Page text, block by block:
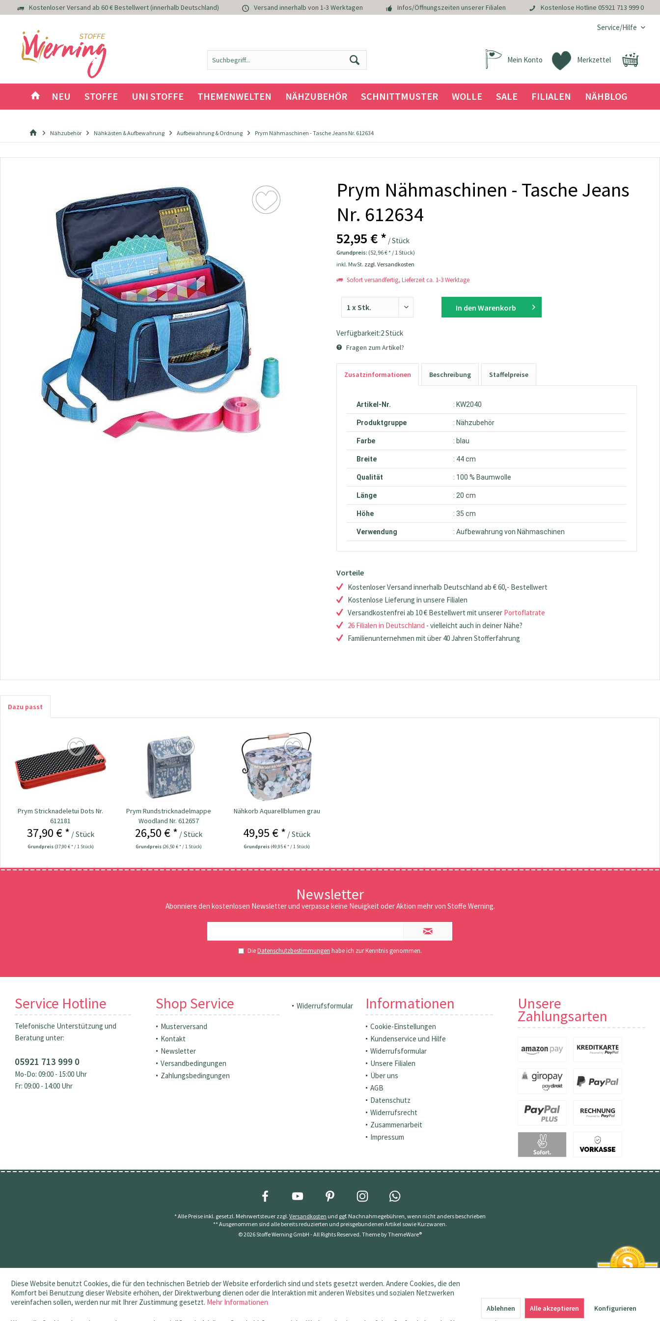
Kostenloser Versand ab 60 € Bestellwert (innerhalb Deutschland) Versand innerhalb von 1-3 Werktagen Infos/Öffnungszeiten unserer Filialen Kostenlose Hotline 05921 713 999 0
Service/Hilfe
Merkzettel
Mein Konto
NEU STOFFE UNI STOFFE THEMENWELTEN NÄHZUBEHÖR SCHNITTMUSTER WOLLE SALE FILIALEN NÄHBLOG
Nähzubehör Nähkästen & Aufbewahrung Aufbewahrung & Ordnung Prym Nähmaschinen - Tasche Jeans Nr. 612634
Prym Nähmaschinen - Tasche Jeans
Nr. 612634
52,95 € * / Stück
Grundpreis: (52,96 € * / 1 Stück)
inkl. MwSt. zzgl. Versandkosten
Sofort versandfertig, Lieferzeit ca. 1-3 Werktage
In den Warenkorb
Verfügbarkeit:2 Stück
Fragen zum Artikel?
Zusatzinformationen Beschreibung Staffelpreise
Artikel-Nr. : KW2040
Produktgruppe : Nähzubehör
Farbe : blau
Breite : 44 cm
Qualität : 100 % Baumwolle
Länge : 20 cm
Höhe : 35 cm
Verwendung : Aufbewahrung von Nähmaschinen
Vorteile
Kostenloser Versand innerhalb Deutschland ab € 60,- Bestellwert
Kostenlose Lieferung in unsere Filialen
Versandkostenfrei ab 10 € Bestellwert mit unserer Portoflatrate
26 Filialen in Deutschland - vielleicht auch in deiner Nähe?
Familienunternehmen mit über 40 Jahren Stofferfahrung
Dazu passt
Prym Stricknadeletui Dots Nr.
612181
37,90 € * / Stück
Grundpreis (37,90 € * / 1 Stück)
Prym Rundstricknadelmappe
Woodland Nr. 612657
26,50 € * / Stück
Grundpreis (26,50 € * / 1 Stück)
Nähkorb Aquarellblumen grau
49,95 € * / Stück
Grundpreis (49,95 € * / 1 Stück)
Newsletter
Abonniere den kostenlosen Newsletter und verpasse keine Neuigkeit oder Aktion mehr von Stoffe Werning.
DieDatenschutzbestimmungen habe ich zur Kenntnis genommen.
Service Hotline
Telefonische Unterstützung und
Beratung unter:
05921 713 999 0
Mo-Do: 09:00 - 15:00 Uhr
Fr: 09:00 - 14:00 Uhr
Shop Service
Musterversand
Kontakt
Newsletter
Versandbedingungen
Zahlungsbedingungen
Widerrufsformular Informationen
Cookie-Einstellungen
Kundenservice und Hilfe
Widerrufsformular
Unsere Filialen
Über uns
AGB
Datenschutz
Widerrufsrecht
Zusammenarbeit
Impressum
Unsere
Zahlungsarten
* Alle Preise inkl. gesetzl. Mehrwertsteuer zzgl. Versandkosten und ggf. Nachnahmegebühren, wenn nicht anders beschrieben
** Ausgenommen sind alle bereits reduzierten und preisgebundenen Artikel sowie Kurzwaren.
© 2026 Stoffe Werning GmbH - All Rights Reserved. Theme byThemeWare®
Diese Website benutzt Cookies, die für den technischen Betrieb der Website erforderlich sind und stets gesetzt werden. Andere Cookies, die den
Komfort bei Benutzung dieser Website erhöhen, der Direktwerbung dienen oder die Interaktion mit anderen Websites und sozialen Netzwerken
vereinfachen sollen, werden nur mit Ihrer Zustimmung gesetzt. Mehr Informationen
Ablehnen Alle akzeptieren Konfigurieren
aus 145 Bewertungen